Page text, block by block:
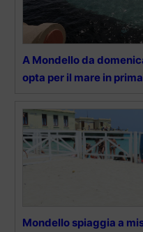
A Mondello da
opta per il mare in
Mondello spiaggia a